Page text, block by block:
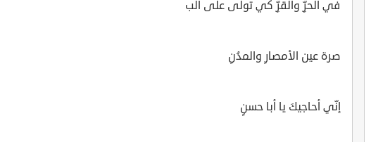
في الحرِّ والقرِّ كي تولّى على الب
صرة عين الأمصارِ والمدُنِ
إنّي أحاجيكَ يا أبا حسنٍ